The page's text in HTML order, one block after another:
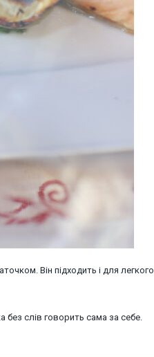
Він підходить і для легкого
без слів говорить сама за себе.